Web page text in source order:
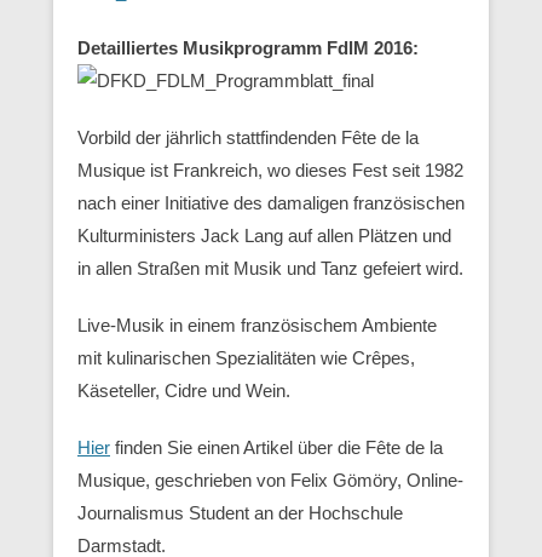
Detailliertes Musikprogramm FdlM 2016:
Vorbild der jährlich stattfindenden Fête de la
Musique ist Frankreich, wo dieses Fest seit 1982
nach einer Initiative des damaligen französischen
Kulturministers Jack Lang auf allen Plätzen und
in allen Straßen mit Musik und Tanz gefeiert wird.
Live-Musik in einem französischem Ambiente
mit kulinarischen Spezialitäten wie Crêpes,
Käseteller, Cidre und Wein.
Hier finden Sie einen Artikel über die Fête de la
Musique, geschrieben von Felix Gömöry, Online-
Journalismus Student an der Hochschule
Darmstadt.